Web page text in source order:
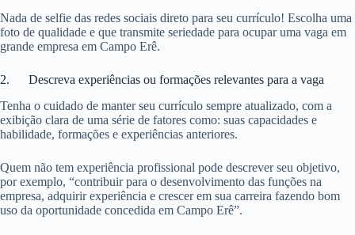
Nada de selfie das redes sociais direto para seu currículo! Escolha uma
foto de qualidade e que transmite seriedade para ocupar uma vaga em
grande empresa em Campo Erê.
2. Descreva experiências ou formações relevantes para a vaga
Tenha o cuidado de manter seu currículo sempre atualizado, com a
exibição clara de uma série de fatores como: suas capacidades e
habilidade, formações e experiências anteriores.
Quem não tem experiência profissional pode descrever seu objetivo,
por exemplo, “contribuir para o desenvolvimento das funções na
empresa, adquirir experiência e crescer em sua carreira fazendo bom
uso da oportunidade concedida em Campo Erê”.